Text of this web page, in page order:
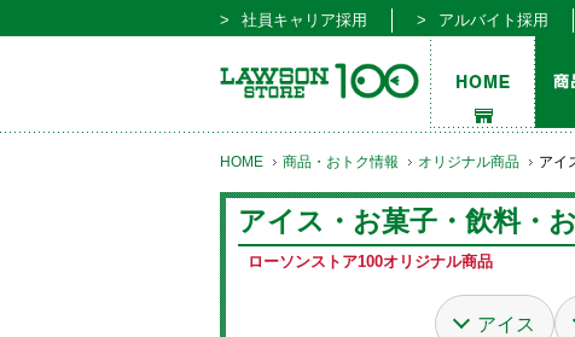
社員キャリア採用 アルバイト採用
HOME 商品・おトク情報 オリジナル商品 アイ
アイス・お菓子・飲料・
ローソンストア100オリジナル商品
アイス